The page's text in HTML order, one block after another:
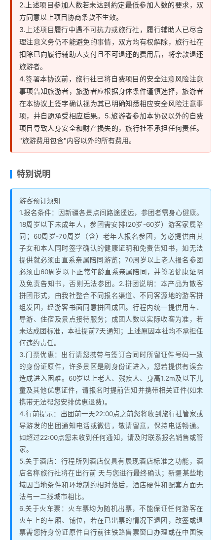
2.上述项目参加人数若未达到約定最低参加人数的要求，双
方同意以上项目协商条款不生效。
3.上述项目履行中遇不可抗力或旅行社，履行辅助人已尽合
理注意义务仍不能避免的事情，双方均有权解除，旅行社在
扣除已向履行辅助人支付且不可退还的费用后，将余款退还
旅游者。
4.签署本协议前，旅行社已将自费项目的安全注意风险注意
事项告知旅游者，旅游者应根据身体条件谨慎选择，旅游者
在本协议上签字确认视为其已明确知悉相应安全风险注意事
项，并自愿承受相应后果。5.旅游者参加本协议以外的自费
项目导致人身安全和财产损失的，旅行社不承担任何责任。
"旅游费用包含"内容以外的所有费用。
特别说明
游客预订须知
1.报名条件：因新疆各景点间路途遥远，参团者需身心健康。
18周岁以下未成年人，参团需安排(20岁-60岁）游客家属陪
同；60周岁-70周岁（含）老年人报名参团，务必提供由其
子女和本人同时签字确认的健康证明和免责告知书，如无法
提供就必须由直系亲属陪同游览；70周岁以上老人报名参团
必须由60周岁以下正常年龄直系亲属陪同，并签署健康证明
及免责告知书，否则无法参团。2.拼团说明：本产品为散客
拼团形式，由我社整合不同报名渠道、不同客源地的游客拼
组发团，经游客书面同意拼团成团。行程内统一提供用车、
导游、住宿及景点接待服务；成团人数以实际收客为准，若
未达成团标准，本社提前7天通知；上述原因本社均不承担任
何违约责任。
3.门票优惠：出行请您携带与签订合同时所留证件号码一致
的身份证原件，许多景区是刷身份证进入，您若提供有误会
造成进入困难。60岁以上老人、残疾人、身高1.2m及以下儿
童及其他优惠证件，请报名时提前告知并携带相关证件(如未
携带无法帮您安排优惠退费)。
4.行前提示：出团前一天22:00点之前您将收到旅行社管家或
导游发的出团通知电话或微信，敬请留意，保持电话畅通。
如超过22:00点您未收到任何通知，请及时联系报名销售或管
家。
5.关于酒店：行程所列酒店仅具有展现酒店标准之功能，酒
店名称旅行社将在出行前 天与您进行最终确认；新疆某些地
域因当地条件和环境制约相对落后，酒店硬件和配套方面无
法与一二线城市相比。
6.关于火车票：火车票均为随机出票，不能保证任何游客在
火车上的车厢、铺位，若在已出票的情况下退团，改签或退
票需您持身份证原件自行前往铁路售票窗口办理或在中国铁